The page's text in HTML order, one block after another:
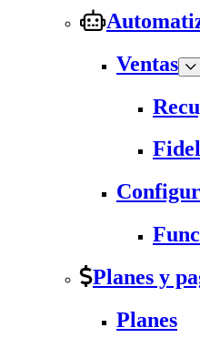
Ventas
Planes y
Planes